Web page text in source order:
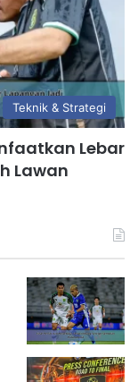
Teknik & Strategi
Lebar
Lawan